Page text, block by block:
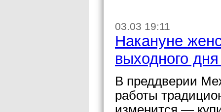
03.03 19:11
Накануне
выходного
В преддверии
работы